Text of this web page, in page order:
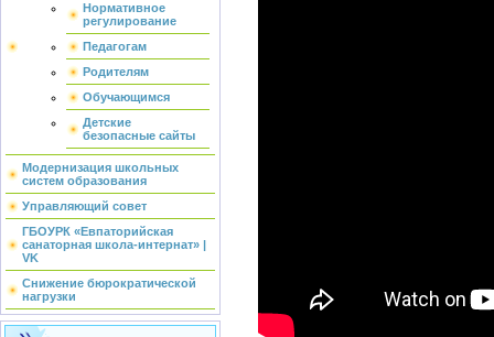
Нормативное
регулирование
Педагогам
Родителям
Обучающимся
Детские
безопасные сайты
Модернизация школьных
систем образования
Управляющий совет
ГБОУРК «Евпаторийская
санаторная школа-интернат» |
VK
Снижение бюрократической
нагрузки